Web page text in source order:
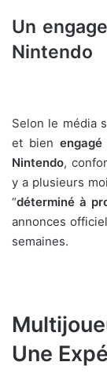
Un
Nintendo
Selon le média
et bien
Nintendo,
y a plusieurs
“déterminé à
annonces
semaines.
Une